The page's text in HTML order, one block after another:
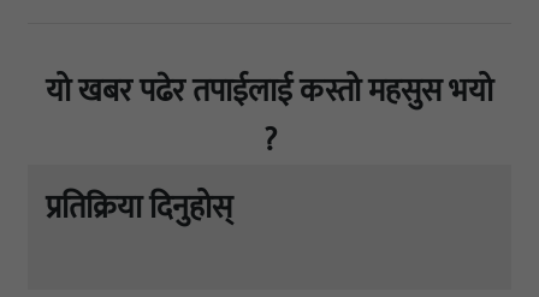
यो खबर पढेर तपाईलाई कस्तो महसुस भयो
?
प्रतिक्रिया दिनुहोस्